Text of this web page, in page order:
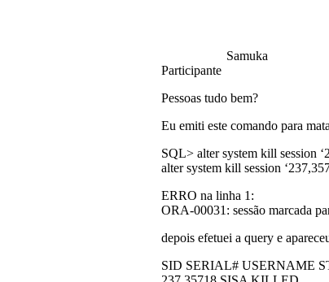
Samuka
Participante
Pessoas tudo bem?
Eu emiti este comando para
SQL> alter system kill session
alter system kill session
ERRO na linha 1:
ORA-00031: sessão marcada
depois efetuei a query e
SID SERIAL# USERNAME